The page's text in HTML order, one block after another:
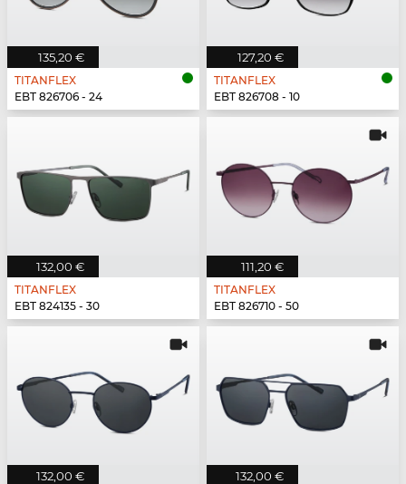
135,20 €
TITANFLEX
EBT 826706 - 24
127,20 €
TITANFLEX
EBT 826708 - 10
132,00 €
TITANFLEX
EBT 824135 - 30
111,20 €
TITANFLEX
EBT 826710 - 50
132,00 € 132,00 €